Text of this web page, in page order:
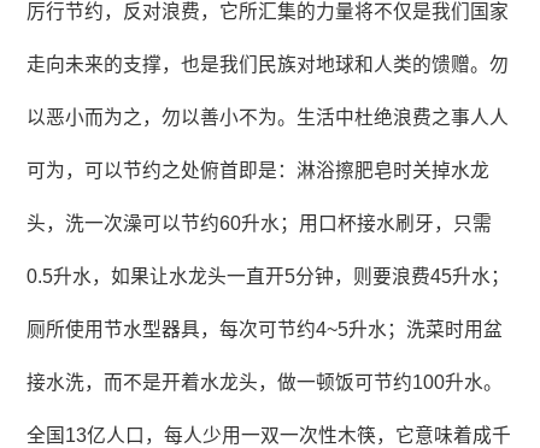
厉行节约，反对浪费，它所汇集的力量将不仅是我们国家
走向未来的支撑，也是我们民族对地球和人类的馈赠。勿
以恶小而为之，勿以善小不为。生活中杜绝浪费之事人人
可为，可以节约之处俯首即是：淋浴擦肥皂时关掉水龙
头，洗一次澡可以节约60升水；用口杯接水刷牙，只需
0.5升水，如果让水龙头一直开5分钟，则要浪费45升水；
厕所使用节水型器具，每次可节约4~5升水；洗菜时用盆
接水洗，而不是开着水龙头，做一顿饭可节约100升水。
全国13亿人口，每人少用一双一次性木筷，它意味着成千